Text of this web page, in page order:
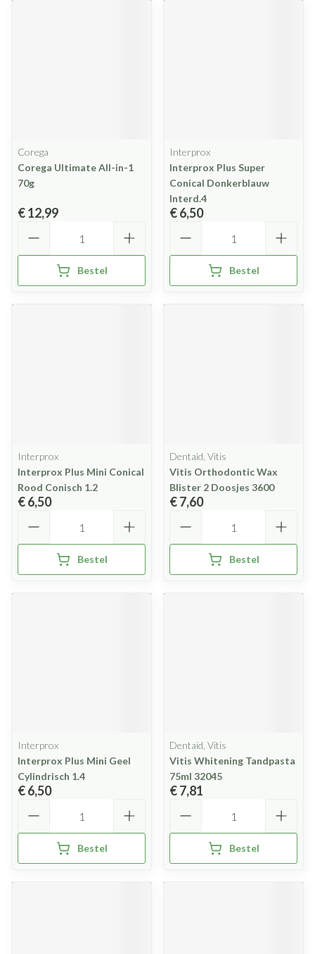
Corega
Corega Ultimate All-in-1
70g
€ 12,99
Bestel
Interprox
Interprox Plus Super
Conical Donkerblauw
Interd.4
€ 6,50
Bestel
Interprox
Interprox Plus Mini Conical
Rood Conisch 1.2
€ 6,50
Bestel
Dentaid, Vitis
Vitis Orthodontic Wax
Blister 2 Doosjes 3600
€ 7,60
Bestel
Interprox
Interprox Plus Mini Geel
Cylindrisch 1.4
€ 6,50
Bestel
Dentaid, Vitis
Vitis Whitening Tandpasta
75ml 32045
€ 7,81
Bestel